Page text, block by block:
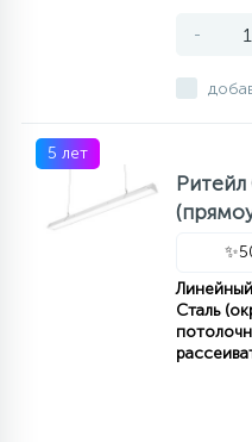
-
5 лет
Ритейл
✨
Сталь